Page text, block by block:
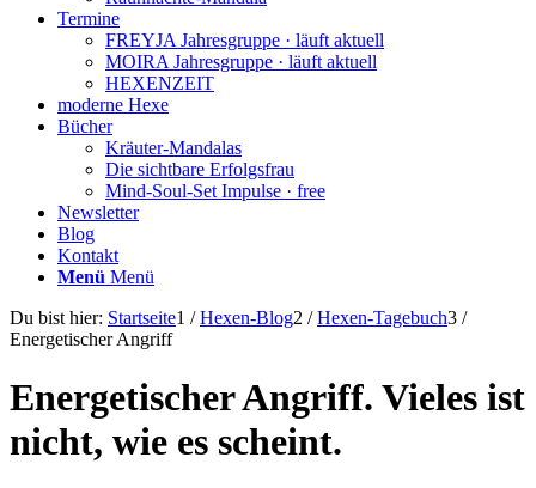
Termine
FREYJA Jahresgruppe · läuft aktuell
MOIRA Jahresgruppe · läuft aktuell
HEXENZEIT
moderne Hexe
Bücher
Kräuter-Mandalas
Die sichtbare Erfolgsfrau
Mind-Soul-Set Impulse · free
Newsletter
Blog
Kontakt
Menü Menü
Du bist hier: Startseite1 / Hexen-Blog2 / Hexen-Tagebuch3 /
Energetischer Angriff
Energetischer Angriff. Vieles ist
nicht, wie es scheint.